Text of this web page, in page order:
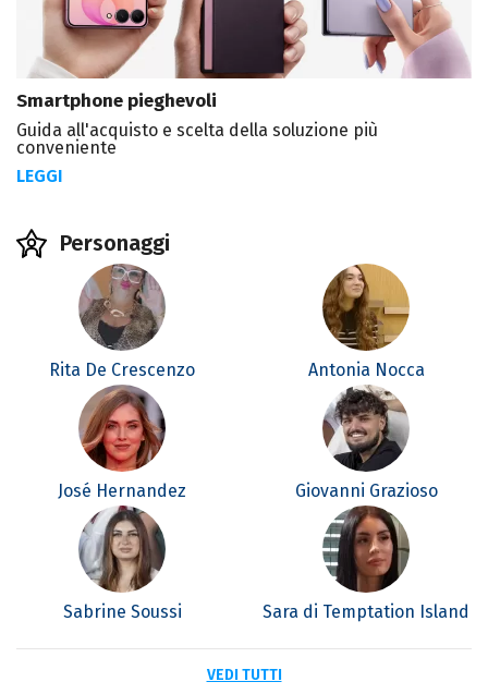
Smartphone pieghevoli
Guida all'acquisto e scelta della soluzione più
conveniente
LEGGI
Personaggi
Rita De Crescenzo Antonia Nocca
José Hernandez Giovanni Grazioso
Sabrine Soussi Sara di Temptation Island
VEDI TUTTI